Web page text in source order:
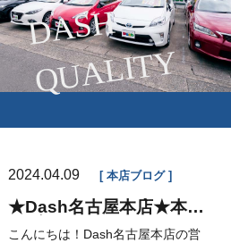
D
A
S
H
Q
U
A
LI
T
Y
2024.04.09 本店ブログ
★Dash名古屋本店★本日
こんにちは！Dash名古屋本店の営